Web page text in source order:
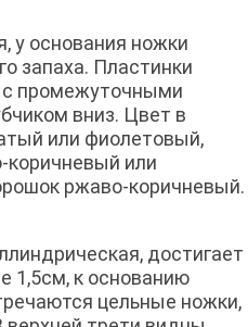
у основания ножки
запаха. Пластинки
с промежуточными
вниз. Цвет в
или фиолетовый,
коричневый или
ржаво-коричневый.
достигает
1,5см, к основанию
цельные ножки,